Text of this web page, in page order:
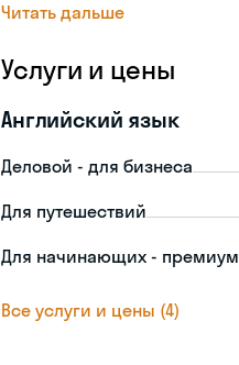
Читать дальше
Услуги и цены
Английский язык
Деловой - для бизнеса
Для путешествий
Для начинающих - премиум
Все услуги и цены (4)